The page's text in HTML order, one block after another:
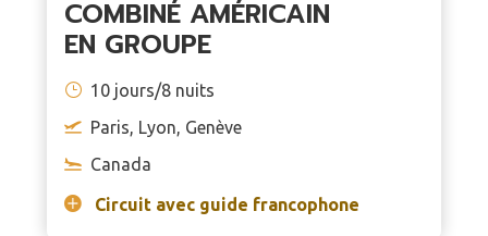
COMBINÉ AMÉRICAIN
EN GROUPE
10 jours/8 nuits
Paris, Lyon, Genève
Canada
Circuit avec guide francophone